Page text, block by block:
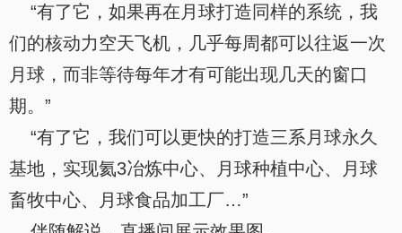
“有了它，如果再在月球打造同样的系统，我
们的核动力空天飞机，几乎每周都可以往返一次
月球，而非等待每年才有可能出现几天的窗口
期。”
“有了它，我们可以更快的打造三系月球永久
基地，实现氦3冶炼中心、月球种植中心、月球
畜牧中心、月球食品加工厂…”